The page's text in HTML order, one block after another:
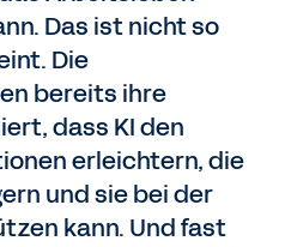
Das ist nicht so
Die
bereits ihre
dass KI den
erleichtern, die
und sie bei der
kann. Und fast